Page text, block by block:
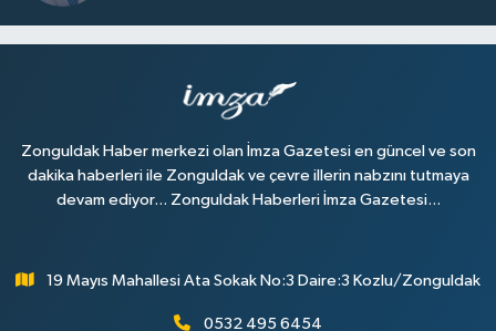
Zonguldak Haber merkezi olan İmza Gazetesi en güncel ve son
dakika haberleri ile Zonguldak ve çevre illerin nabzını tutmaya
devam ediyor... Zonguldak Haberleri İmza Gazetesi...
19 Mayıs Mahallesi Ata Sokak No:3 Daire:3 Kozlu/Zonguldak
0532 495 6454